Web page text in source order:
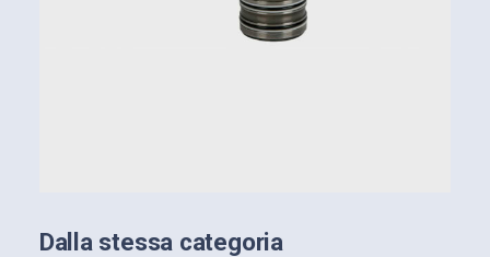
Dalla stessa categoria